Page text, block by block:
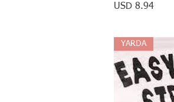
Precio
USD 8.94
YARDA